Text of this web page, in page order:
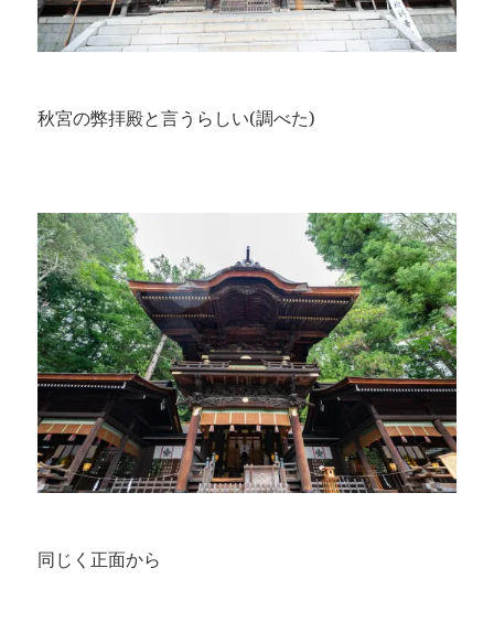
秋宮の弊拝殿と言うらしい(調べた)
同じく正面から